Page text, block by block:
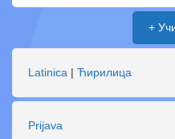
+
Latinica | Ћирилица
Prijava